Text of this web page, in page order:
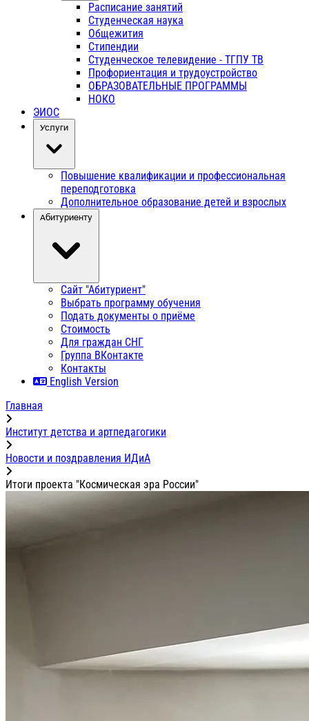
Расписание занятий
Студенческая наука
Общежития
Стипендии
Студенческое телевидение - ТГПУ ТВ
Профориентация и трудоустройство
ОБРАЗОВАТЕЛЬНЫЕ ПРОГРАММЫ
НОКО
ЭИОС
Услуги
Повышение квалификации и профессиональная
переподготовка
Дополнительное образование детей и взрослых
Абитуриенту
Сайт "Абитуриент"
Выбрать программу обучения
Подать документы о приёме
Стоимость
Для граждан СНГ
Группа ВКонтакте
Контакты
English Version
Главная
Институт детства и артпедагогики
Новости и поздравления ИДиА
Итоги проекта "Космическая эра России"